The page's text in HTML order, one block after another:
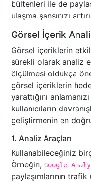
bültenleri ile de
ulaşma şansınızı
Görsel İçerik
Görsel içeriklerin
sürekli olarak analiz
ölçülmesi oldukça
görsel içeriklerin
yarattığını
kullanıcıların
geliştirmenin en
1. Analiz Araçları
Kullanabileceğiniz
Örneğin, Google
paylaşımlarının